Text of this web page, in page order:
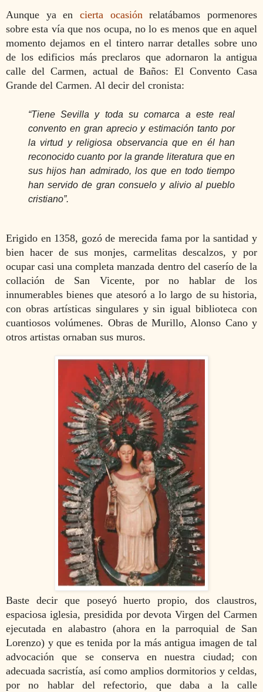
Aunque ya en cierta ocasión relatábamos pormenores
sobre esta vía que nos ocupa, no lo es menos que en aquel
momento dejamos en el tintero narrar detalles sobre uno
de los edificios más preclaros que adornaron la antigua
calle del Carmen, actual de Baños: El Convento Casa
Grande del Carmen. Al decir del cronista:
“Tiene Sevilla y toda su comarca a este real
convento en gran aprecio y estimación tanto por
la virtud y religiosa observancia que en él han
reconocido cuanto por la grande literatura que en
sus hijos han admirado, los que en todo tiempo
han servido de gran consuelo y alivio al pueblo
cristiano”.
Erigido en 1358, gozó de merecida fama por la santidad y
bien hacer de sus monjes, carmelitas descalzos, y por
ocupar casi una completa manzada dentro del caserío de la
collación de San Vicente, por no hablar de los
innumerables bienes que atesoró a lo largo de su historia,
con obras artísticas singulares y sin igual biblioteca con
cuantiosos volúmenes. Obras de Murillo, Alonso Cano y
otros artistas ornaban sus muros.
Baste decir que poseyó huerto propio, dos claustros,
espaciosa iglesia, presidida por devota Virgen del Carmen
ejecutada en alabastro (ahora en la parroquial de San
Lorenzo) y que es tenida por la más antigua imagen de tal
advocación que se conserva en nuestra ciudad; con
adecuada sacristía, así como amplios dormitorios y celdas,
por no hablar del refectorio, que daba a la calle